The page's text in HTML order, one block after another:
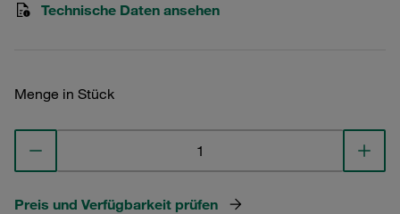
Technische Daten ansehen
Menge in Stück
Preis und Verfügbarkeit prüfen